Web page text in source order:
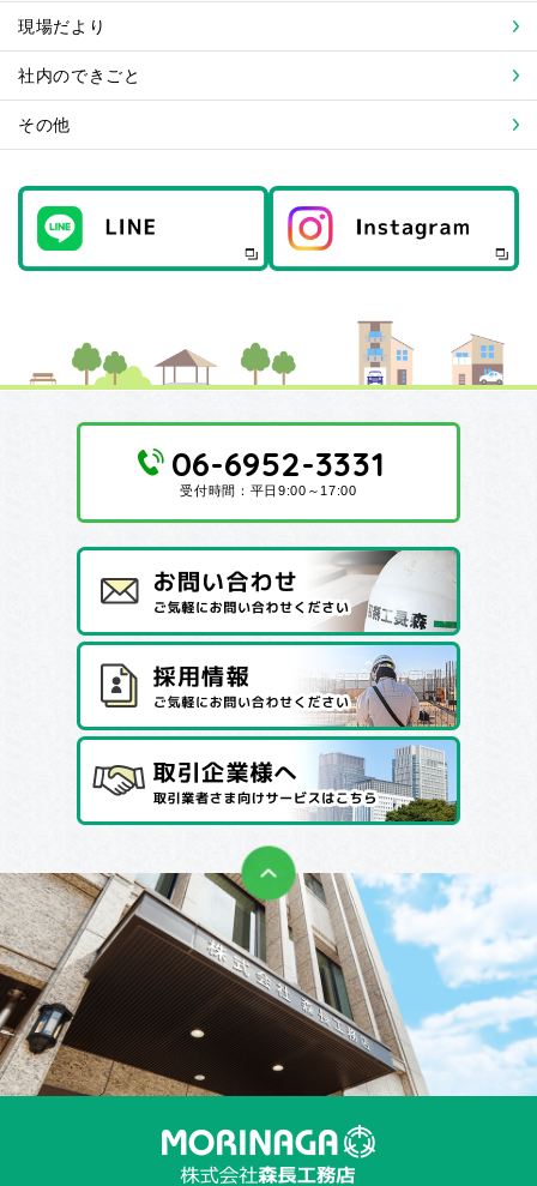
現場だより
社内のできごと
その他
06-6952-3331
受付時間：平日9:00～17:00